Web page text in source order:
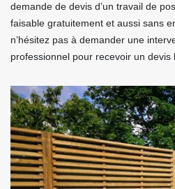
demande de devis d’un travail de
faisable gratuitement et aussi sans
n’hésitez pas à demander une
professionnel pour recevoir un devis